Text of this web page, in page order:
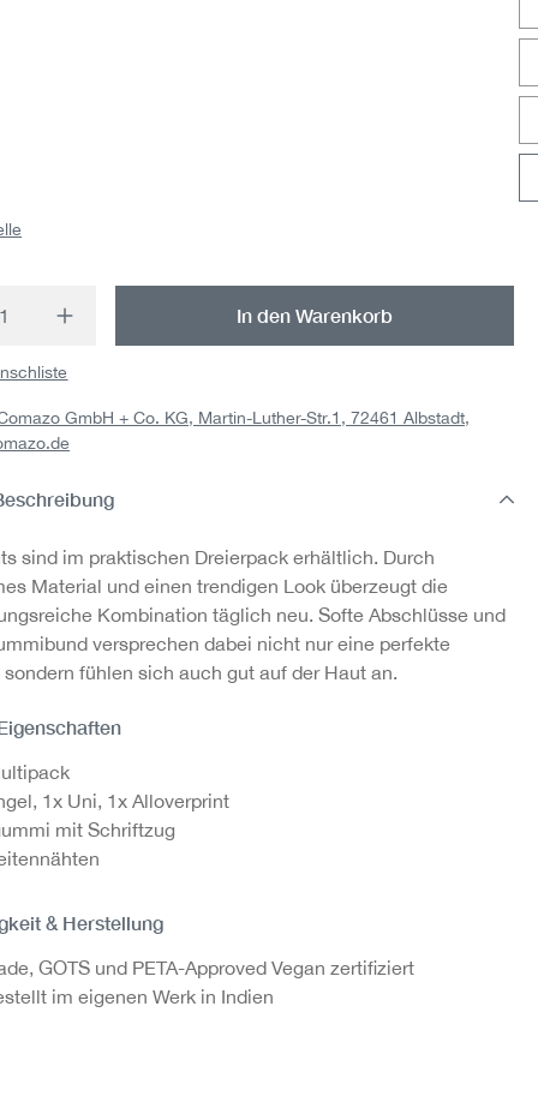
Anzahl: Gib den gewünschten Wert
In den Warenkorb
GmbH + Co. KG, Martin-Luther-Str.1, 72461 Albstadt,
sind im praktischen Dreierpack erhältlich. Durch
Material und einen trendigen Look überzeugt die
Kombination täglich neu. Softe Abschlüsse und
versprechen dabei nicht nur eine perfekte
sondern fühlen sich auch gut auf der Haut an.
1x Uni, 1x Alloverprint
mit Schriftzug
& Herstellung
GOTS und PETA-Approved Vegan zertifiziert
im eigenen Werk in Indien